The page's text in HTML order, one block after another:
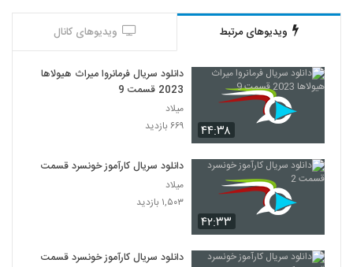
ویدیوهای مرتبط ویدیوهای کانال
۴۴:۳۸
دانلود سریال فرمانروا میراث هیولاها
2023 قسمت 9
میلاد
۶۶۹ بازدید
۴۲:۳۳
دانلود سریال کارآموز خونسرد قسمت 2
میلاد
۱,۵۰۳ بازدید
دانلود سریال کارآموز خونسرد قسمت 1